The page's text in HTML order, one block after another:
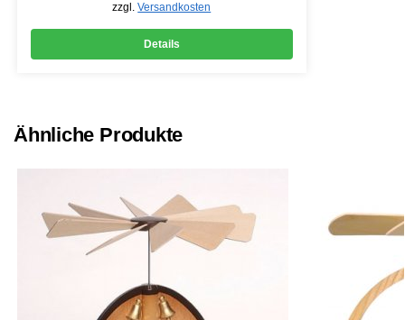
zzgl.Versandkosten
Details
Ähnliche Produkte